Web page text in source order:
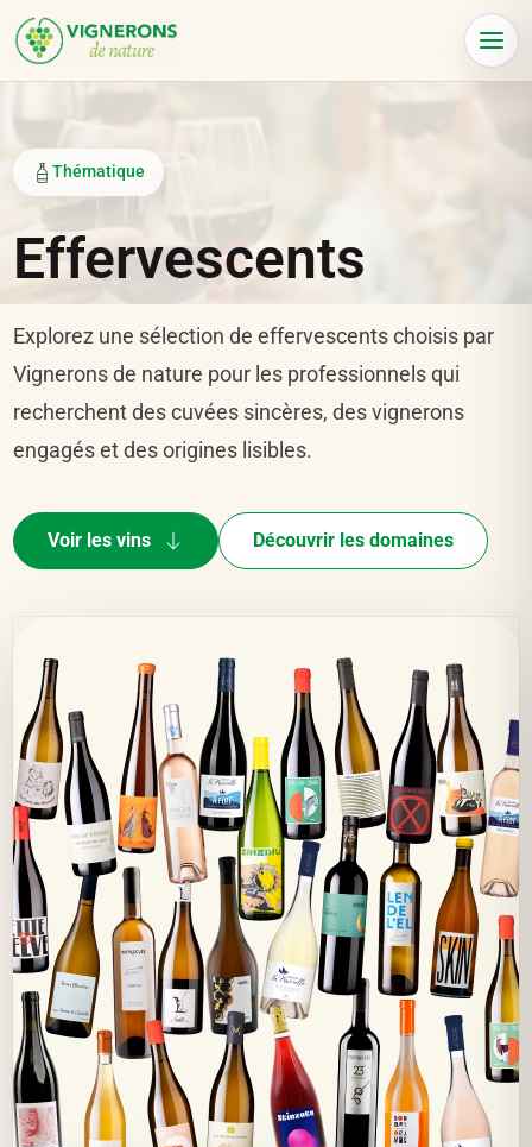
Menu
Thématique
Effervescents
Explorez une sélection de effervescents choisis par
Vignerons de nature pour les professionnels qui
recherchent des cuvées sincères, des vignerons
engagés et des origines lisibles.
Voir les vins Découvrir les domaines
Panneau de gestion des cookies